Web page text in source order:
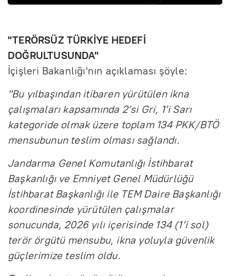
"TERÖRSÜZ TÜRKİYE HEDEFİ
DOĞRULTUSUNDA"
İçişleri Bakanlığı'nın açıklaması şöyle:
"Bu yılbaşından itibaren yürütülen ikna
çalışmaları kapsamında 2’si Gri, 1’i Sarı
kategoride olmak üzere toplam 134 PKK/BTÖ
mensubunun teslim olması sağlandı.
Jandarma Genel Komutanlığı İstihbarat
Başkanlığı ve Emniyet Genel Müdürlüğü
İstihbarat Başkanlığı ile TEM Daire Başkanlığı
koordinesinde yürütülen çalışmalar
sonucunda, 2026 yılı içerisinde 134 (1’i sol)
terör örgütü mensubu, ikna yoluyla güvenlik
güçlerimize teslim oldu.